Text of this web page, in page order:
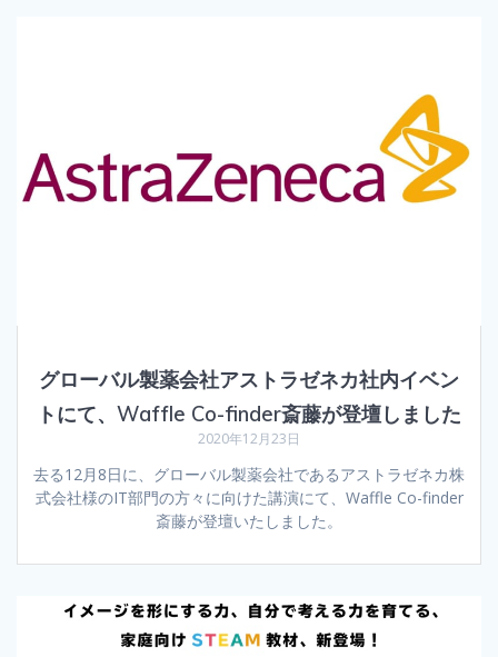
グローバル製薬会社アストラゼネカ社内イベン
トにて、Waffle Co-finder斎藤が登壇しました
2020年12月23日
去る12月8日に、グローバル製薬会社であるアストラゼネカ株
式会社様のIT部門の方々に向けた講演にて、Waffle Co-finder
斎藤が登壇いたしました。